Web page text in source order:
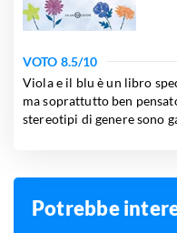
VOTO 8.5/10
Viola e il blu è un libro
ma soprattutto ben
stereotipi di genere sono
Potrebbe